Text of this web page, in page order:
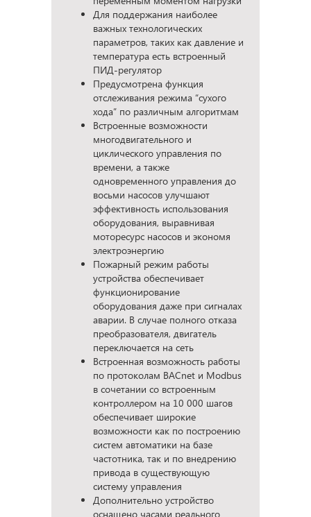
Для поддержания наиболее
важных технологических
параметров, таких как давление и
температура есть встроенный
ПИД-регулятор
Предусмотрена функция
отслеживания режима “сухого
хода” по различным алгоритмам
Встроенные возможности
многодвигательного и
циклического управления по
времени, а также
одновременного управления до
восьми насосов улучшают
эффективность использования
оборудования, выравнивая
моторесурс насосов и экономя
электроэнергию
Пожарный режим работы
устройства обеспечивает
функционирование
оборудования даже при сигналах
аварии. В случае полного отказа
преобразователя, двигатель
переключается на сеть
Встроенная возможность работы
по протоколам BACnet и Modbus
в сочетании со встроенным
контроллером на 10 000 шагов
обеспечивает широкие
возможности как по построению
систем автоматики на базе
частотника, так и по внедрению
привода в существующую
систему управления
Дополнительно устройство
оснащено часами реального